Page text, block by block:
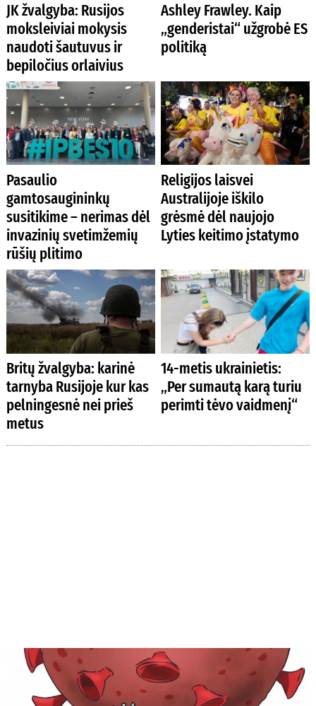
JK žvalgyba: Rusijos
moksleiviai mokysis
naudoti šautuvus ir
bepiločius orlaivius
Ashley Frawley. Kaip
„genderistai“ užgrobė ES
politiką
Pasaulio
gamtosaugininkų
susitikime – nerimas dėl
invazinių svetimžemių
rūšių plitimo
Religijos laisvei
Australijoje iškilo
grėsmė dėl naujojo
Lyties keitimo įstatymo
Britų žvalgyba: karinė
tarnyba Rusijoje kur kas
pelningesnė nei prieš
metus
14-metis ukrainietis:
„Per sumautą karą turiu
perimti tėvo vaidmenį“